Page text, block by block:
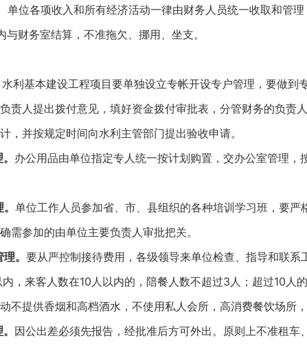
单位各项收入和所有经济活动一律由财务人员统一收取和管
财务室结算，不准拖欠、挪用、坐支。
水利基本建设工程项目要单独设立专帐开设专户管理，要做到
责人提出拨付意见，填好资金拨付审批表，分管财务的负
，并按规定时间向水利主管部门提出验收申请。
办公用品由单位指定专人统一按计划购置，交办公室管理
单位工作人员参加省、市、县组织的各种培训学习班，要
需参加的由单位主要负责人审批把关。
。 要从严控制接待费用，各级领导来单位检查、指导和联
，来客人数在10人以内的，陪餐人数不超过3人；超过10人
不提供香烟和高档酒水，不使用私人会所，高消费餐饮场所
因公出差必须先报告，经批准后方可外出。原则上不准租